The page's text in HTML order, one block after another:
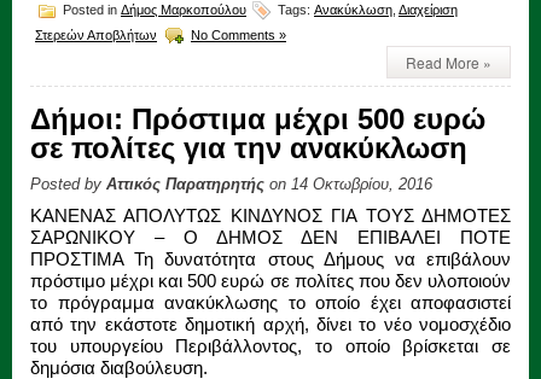
Posted in Δήμος Μαρκοπούλου Tags: Ανακύκλωση Διαχείριση
Στερεών Αποβλήτων
No Comments »
Read More »
Δήμοι: Πρόστιμα μέχρι 500 ευρώ
σε πολίτες για την ανακύκλωση
Posted by Αττικός Παρατηρητής on 14 Οκτωβρίου, 2016
ΚΑΝΕΝΑΣ ΑΠΟΛΥΤΩΣ ΚΙΝΔΥΝΟΣ ΓΙΑ ΤΟΥΣ ΔΗΜΟΤΕΣ
ΣΑΡΩΝΙΚΟΥ – Ο ΔΗΜΟΣ ΔΕΝ ΕΠΙΒΑΛΕΙ ΠΟΤΕ
ΠΡΟΣΤΙΜΑ Τη δυνατότητα στους Δήμους να επιβάλουν
πρόστιμο μέχρι και 500 ευρώ σε πολίτες που δεν υλοποιούν
το πρόγραμμα ανακύκλωσης το οποίο έχει αποφασιστεί
από την εκάστοτε δημοτική αρχή, δίνει το νέο νομοσχέδιο
του υπουργείου Περιβάλλοντος, το οποίο βρίσκεται σε
δημόσια διαβούλευση.